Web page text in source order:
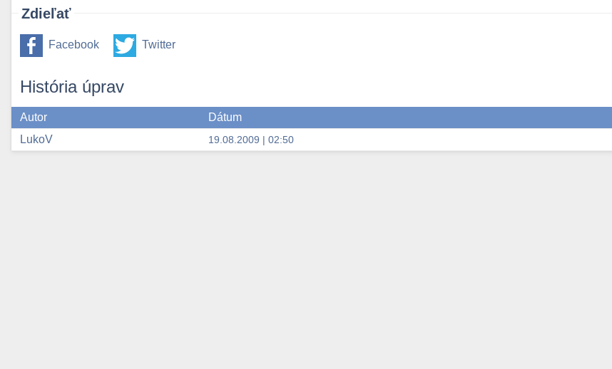
Zdieľať
Facebook Twitter
História úprav
Autor
Dátum
LukoV
19.08.2009 | 02:50